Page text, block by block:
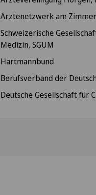
Ärztenetzwerk am
Schweizerische
Medizin, SGUM
Hartmannbund
Berufsverband der
Deutsche Gesellschaft für